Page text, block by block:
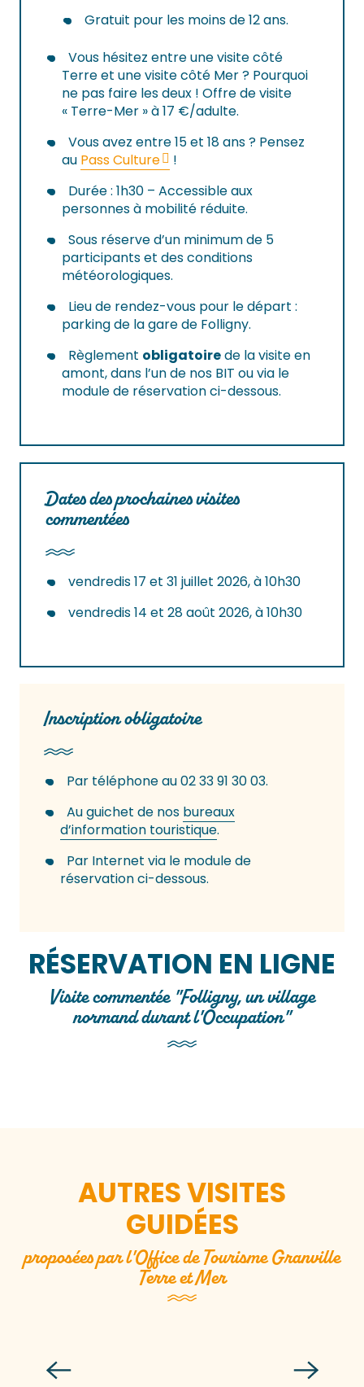
Gratuit pour les moins de 12 ans.
Vous hésitez entre une visite côté
Terre et une visite côté Mer ? Pourquoi
ne pas faire les deux ! Offre de visite
« Terre-Mer » à 17 €/adulte.
Vous avez entre 15 et 18 ans ? Pensez
au Pass Culture
!
Durée : 1h30 – Accessible aux
personnes à mobilité réduite.
Sous réserve d’un minimum de 5
participants et des conditions
météorologiques.
Lieu de rendez-vous pour le départ :
parking de la gare de Folligny.
Règlement obligatoirede la visite en
amont, dans l’un de nos BIT ou via le
module de réservation ci-dessous.
Dates des prochaines visites
commentées
vendredis 17 et 31 juillet 2026, à 10h30
vendredis 14 et 28 août 2026, à 10h30
Inscription obligatoire
Par téléphone au 02 33 91 30 03.
Au guichet de nos bureaux
d’information touristique.
Par Internet via le module de
réservation ci-dessous.
RÉSERVATION EN LIGNE
Visite commentée "Folligny, un village
normand durant l'Occupation"
AUTRES VISITES
GUIDÉES
proposées par l'Office de Tourisme Granville
Terre et Mer
Pirates et corsaires à l’assaut des